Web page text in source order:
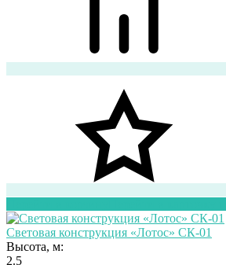
Световая конструкция «Лотос» СК-01
Высота, м:
2.5